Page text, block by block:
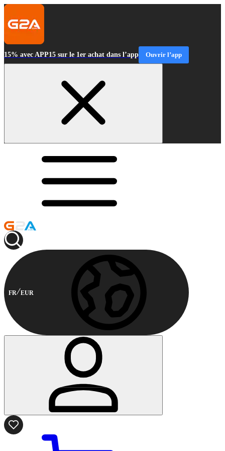
15% avec APP15 sur le 1er achat dans l’app Ouvrir l’app
FR EUR